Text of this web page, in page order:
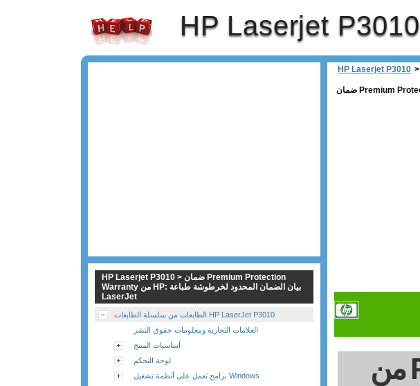
HP Laserjet P3010
HP Laserjet P3010 >
ضمان Premium Protection Warranty من
HP Laserjet P3010 > ضمان Premium Protection
Warranty من HP: بيان الضمان المحدود لخرطوشة طباعة
LaserJet
الطابعات من سلسلة الطابعات HP LaserJet P3010
العلامات التجارية ومعلومات حقوق النشر
أساسيات المنتج
لوحة التحكم
برامج تعمل على أنظمة تشغيل Windows